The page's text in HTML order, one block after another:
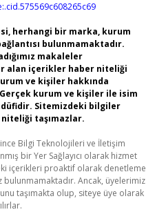
herhangi bir marka, kurum
bulunmamaktadır.
makaleler
alan içerikler haber niteliği
ve kişiler hakkında
kurum ve kişiler ile isim
Sitemizdeki bilgiler
taşımazlar.
Bilgi Teknolojileri ve İletişim
bir Yer Sağlayıcı olarak hizmet
içerikleri proaktif olarak denetleme
Ancak, üyelerimiz
taşımakta olup, siteye üye olarak